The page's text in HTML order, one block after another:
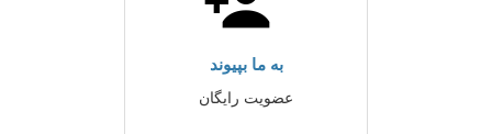
به ما بپیوند
عضویت رایگان